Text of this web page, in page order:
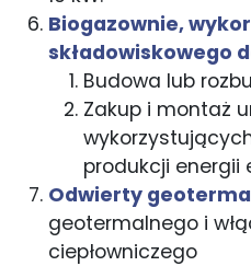
Biogazownie,
składowiskowego
Budowa lub
Zakup i montaż
produkcji energii
Odwierty
geotermalnego i
ciepłowniczego